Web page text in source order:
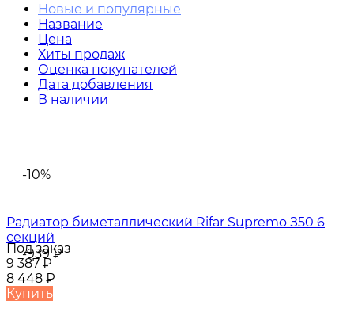
Новые и популярные
Название
Цена
Хиты продаж
Оценка покупателей
Дата добавления
В наличии
-10%
-939₽
Радиатор биметаллический Rifar Supremo З50 6
секций
Под заказ
9 387₽
8 448 ₽
Купить